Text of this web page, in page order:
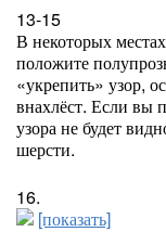
13-15
В некоторых
положите
«укрепить» узор,
внахлёст. Если вы
узора не будет
шерсти.
16.
[показать]